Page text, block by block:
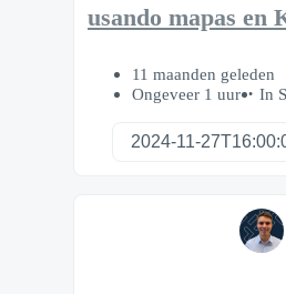
usando mapas en
11 maanden geleden
Ongeveer 1 uur
In